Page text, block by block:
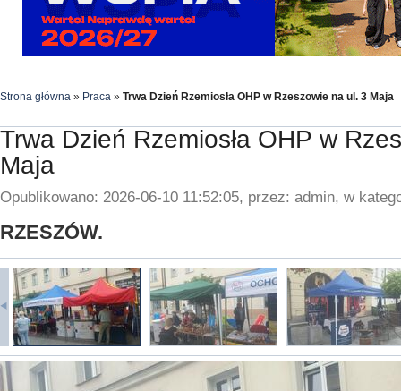
Strona główna » Praca » Trwa Dzień Rzemiosła OHP w Rzeszowie na ul. 3 Maja
Trwa Dzień Rzemiosła OHP w
Maja
Opublikowano: 2026-06-10 11:52:05, przez: admin, w
RZESZÓW.